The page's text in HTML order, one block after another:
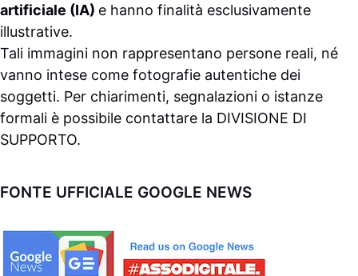
artificiale (IA) e hanno finalità esclusivamente
illustrative.
Tali immagini non rappresentano persone reali, né
vanno intese come fotografie autentiche dei
soggetti. Per chiarimenti, segnalazioni o istanze
formali è possibile contattare la DIVISIONE DI
SUPPORTO.
FONTE UFFICIALE GOOGLE NEWS